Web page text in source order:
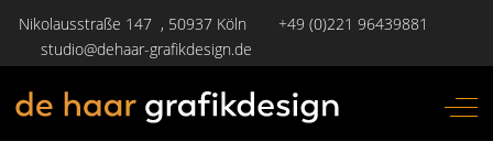
Nikolausstraße 147 , 50937 Köln
+49 (0)221 96439881
studio@dehaar-grafikdesign.de
Off-